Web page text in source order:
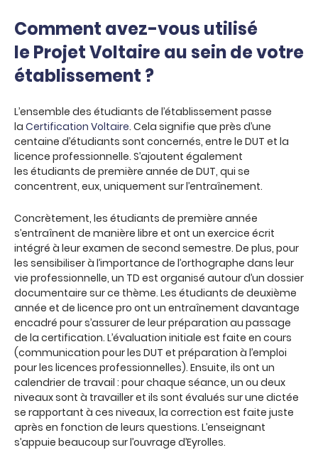
Comment avez-vous utilisé
le Projet Voltaire au sein de votre
établissement ?
L’ensemble des étudiants de l’établissement passe
la Certification Voltaire. Cela signifie que près d’une
centaine d’étudiants sont concernés, entre le DUT et la
licence professionnelle. S’ajoutent également
les étudiants de première année de DUT, qui se
concentrent, eux, uniquement sur l’entraînement.
Concrètement, les étudiants de première année
s’entraînent de manière libre et ont un exercice écrit
intégré à leur examen de second semestre. De plus, pour
les sensibiliser à l’importance de l’orthographe dans leur
vie professionnelle, un TD est organisé autour d’un dossier
documentaire sur ce thème. Les étudiants de deuxième
année et de licence pro ont un entraînement davantage
encadré pour s’assurer de leur préparation au passage
de la certification. L’évaluation initiale est faite en cours
(communication pour les DUT et préparation à l’emploi
pour les licences professionnelles). Ensuite, ils ont un
calendrier de travail : pour chaque séance, un ou deux
niveaux sont à travailler et ils sont évalués sur une dictée
se rapportant à ces niveaux, la correction est faite juste
après en fonction de leurs questions. L’enseignant
s’appuie beaucoup sur l’ouvrage d’Eyrolles.